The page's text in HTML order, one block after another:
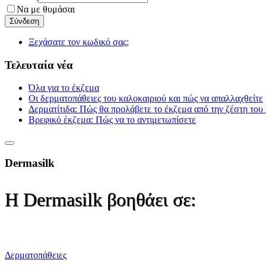
Να με θυμάσαι
Ξεχάσατε τον κωδικό σας;
Τελευταία νέα
Όλα για το έκζεμα
Οι δερματοπάθειες του καλοκαιριού και πώς να απαλλαχθείτε
Δερματίτιδα: Πώς θα προλάβετε το έκζεμα από την ζέστη του
Βρεφικό έκζεμα: Πώς να το αντιμετωπίσετε
Dermasilk
Η Dermasilk βοηθάει σε:
Δερματοπάθειες